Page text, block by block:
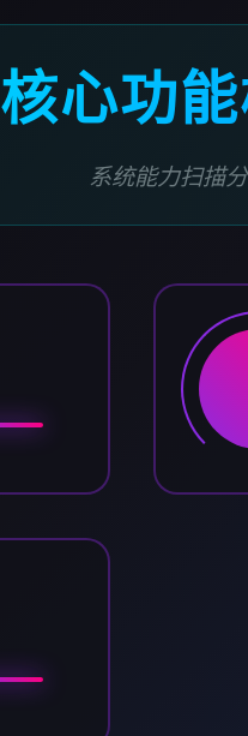
核心功
系统能力扫描